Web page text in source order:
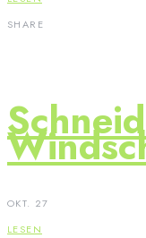
SHARE
OKT. 27
LESEN